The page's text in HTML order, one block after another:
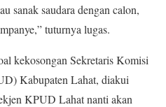
sanak saudara dengan calon,
tuturnya lugas.
kekosongan Sekretaris Komisi
Kabupaten Lahat, diakui
KPUD Lahat nanti akan